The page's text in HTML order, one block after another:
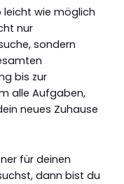
leicht wie möglich
nur
sondern
bis zur
alle Aufgaben,
neues Zuhause
für deinen
dann bist du